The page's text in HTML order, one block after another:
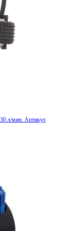
л/мин. Артикул